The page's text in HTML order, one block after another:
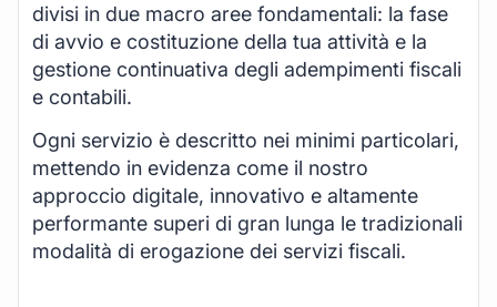
divisi in due macro aree fondamentali: la fase
di avvio e costituzione della tua attività e la
gestione continuativa degli adempimenti fiscali
e contabili.
Ogni servizio è descritto nei minimi particolari,
mettendo in evidenza come il nostro
approccio digitale, innovativo e altamente
performante superi di gran lunga le tradizionali
modalità di erogazione dei servizi fiscali.